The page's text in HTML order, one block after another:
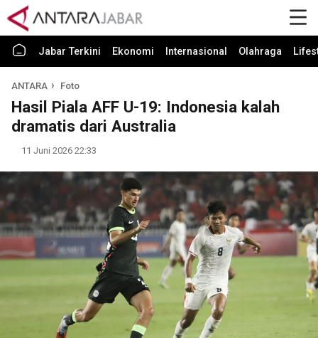
Jabar Terkini Ekonomi Internasional Olahraga
ANTARA Foto
Hasil Piala AFF U-19: Indonesia kalah
dramatis dari Australia
11 Juni 2026 22:33